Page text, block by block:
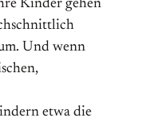
Kinder gehen
Und wenn
etwa die